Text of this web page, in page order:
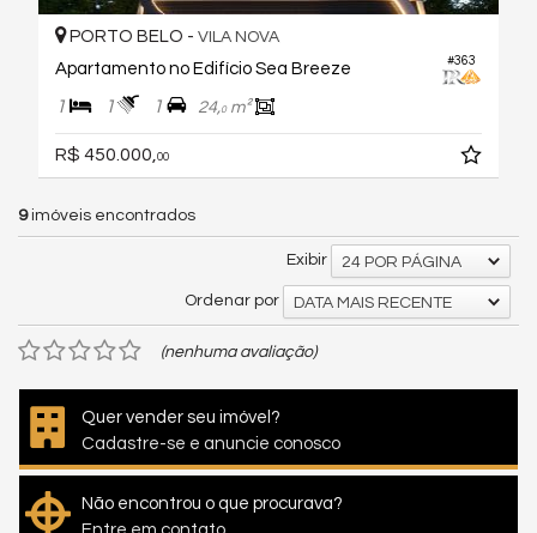
#363
PORTO BELO - VILA NOVA
Apartamento no Edifício Sea Breeze
1 1 1 24,0m²
R$ 450.000,00
9imóveis encontrados
Exibir 24 POR PÁGINA
Ordenar por DATA MAIS RECENTE
(nenhuma avaliação)
Quer vender seu imóvel?
Cadastre-se e anuncie conosco
Não encontrou o que procurava?